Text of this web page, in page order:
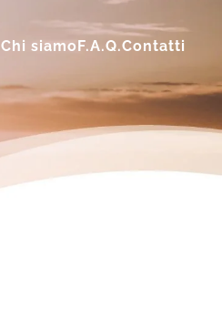
Chi siamoF.A.Q.Contatti